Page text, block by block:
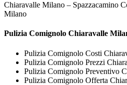
Chiaravalle Milano – Spazzacamino
Milano
Pulizia Comignolo Chiaravalle
Pulizia Comignolo Costi
Pulizia Comignolo Prezzi
Pulizia Comignolo Preventivo
Pulizia Comignolo Offerta